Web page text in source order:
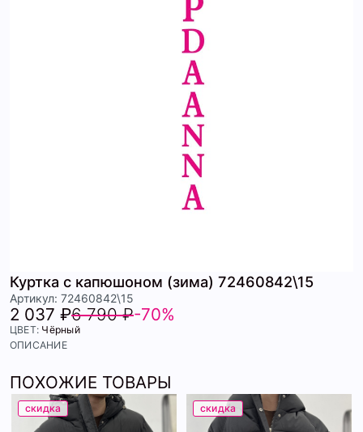
Куртка с капюшоном (зима) 72460842\15
Артикул: 72460842\15
2 037 ₽6 790 ₽-70%
ЦВЕТ: Чёрный
ОПИСАНИЕ
ПОХОЖИЕ ТОВАРЫ
скидка скидка